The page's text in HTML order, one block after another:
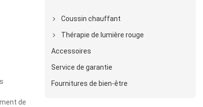
de
Coussin chauffant
Thérapie de lumière rouge
Accessoires
Service de garantie
Fournitures de bien-être